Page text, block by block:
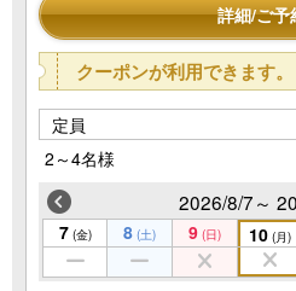
詳細/ご予
クーポンが利用できます。
定員
2～4名様
2026/8/7～
7 (金) 8 (土) 9 (日) 10 (月)